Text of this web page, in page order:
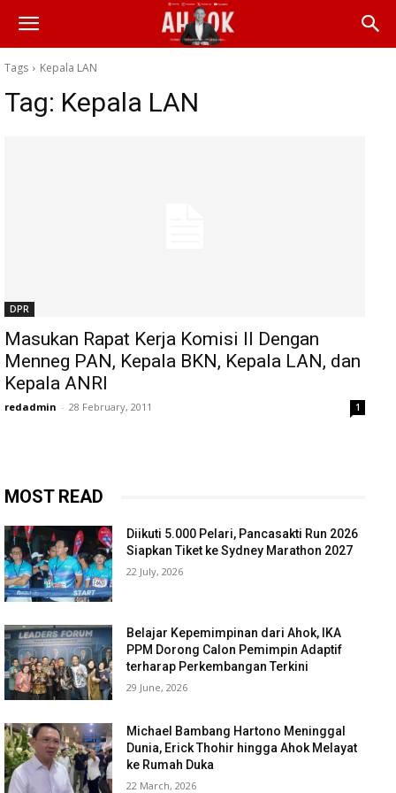
Tags Kepala LAN
Tag: Kepala LAN
DPR
Masukan Rapat Kerja Komisi II Dengan
Menneg PAN, Kepala BKN, Kepala LAN, dan
Kepala ANRI
redadmin - 28 February, 2011 1
MOST READ
Diikuti 5.000 Pelari, Pancasakti Run 2026
Siapkan Tiket ke Sydney Marathon 2027
22 July, 2026
Belajar Kepemimpinan dari Ahok, IKA
PPM Dorong Calon Pemimpin Adaptif
terharap Perkembangan Terkini
29 June, 2026
Michael Bambang Hartono Meninggal
Dunia, Erick Thohir hingga Ahok Melayat
ke Rumah Duka
22 March, 2026